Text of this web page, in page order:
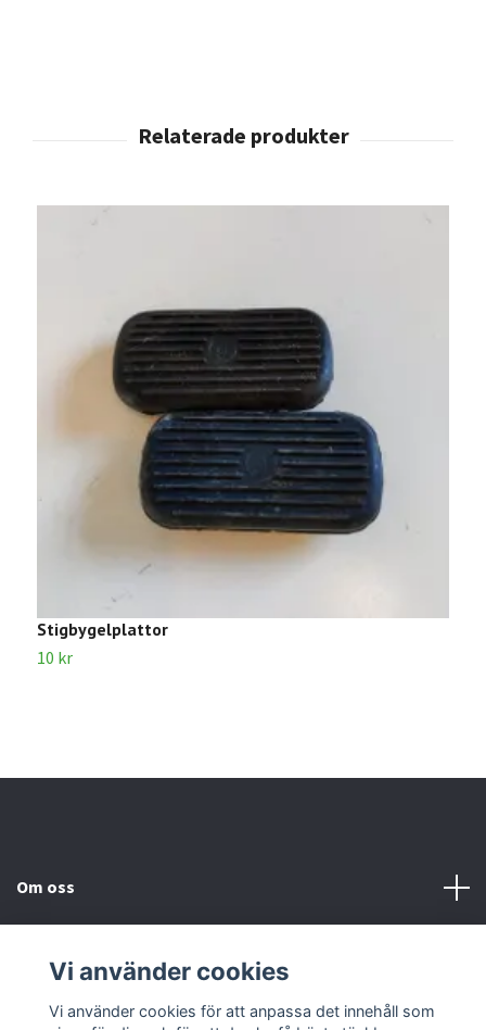
Stigbygelplattor
10 kr
Om oss
Kontakta oss
Vi använder cookies
Vi använder cookies för att anpassa det innehåll som